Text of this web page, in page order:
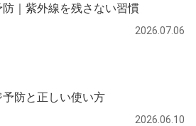
｜紫外線を残さない習慣
2026.07.06
予防と正しい使い方
2026.06.10